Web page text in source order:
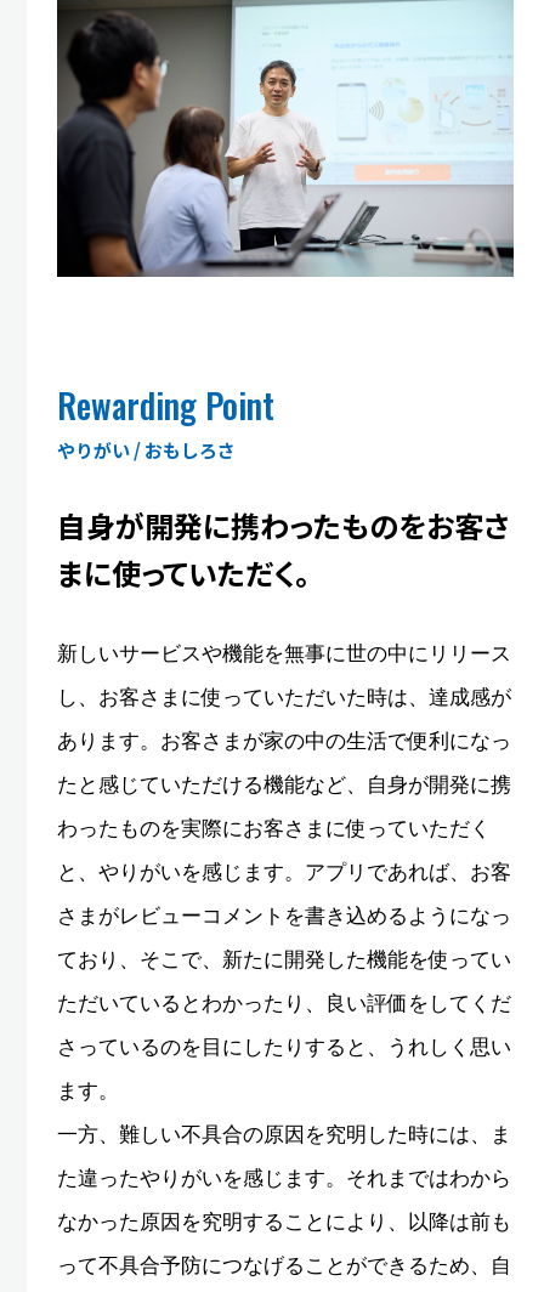
Rewarding Point
やりがい / おもしろさ
自身が開発に携わったものをお客さ
まに使っていただく。
新しいサービスや機能を無事に世の中にリリース
し、お客さまに使っていただいた時は、達成感が
あります。お客さまが家の中の生活で便利になっ
たと感じていただける機能など、自身が開発に携
わったものを実際にお客さまに使っていただく
と、やりがいを感じます。アプリであれば、お客
さまがレビューコメントを書き込めるようになっ
ており、そこで、新たに開発した機能を使ってい
ただいているとわかったり、良い評価をしてくだ
さっているのを目にしたりすると、うれしく思い
ます。
一方、難しい不具合の原因を究明した時には、ま
た違ったやりがいを感じます。それまではわから
なかった原因を究明することにより、以降は前も
って不具合予防につなげることができるため、自